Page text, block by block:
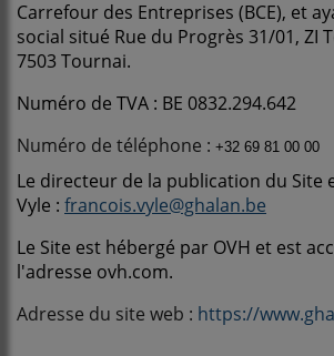
Carrefour des Entreprises (BCE), et
social situé Rue du Progrès 31/01, ZI
7503 Tournai.
Numéro de TVA : BE 0832.294.642
Numéro de téléphone : +32 69 81 00 00
Le directeur de la publication du Site
Vyle : francois.vyle@ghalan.be
Le Site est hébergé par OVH et est
l'adresse ovh.com.
Adresse du site web : https://